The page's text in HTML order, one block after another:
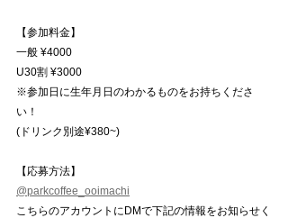
【参加料金】
一般 ¥4000
U30割 ¥3000
※参加日に生年月日のわかるものをお持ちくださ
い！
(ドリンク別途¥380~)
【応募方法】
@parkcoffee_ooimachi
こちらのアカウントにDMで下記の情報をお知らせく